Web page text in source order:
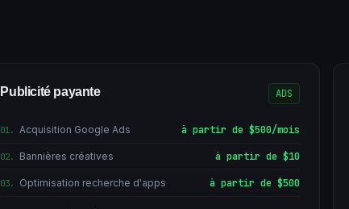
Publicité payante ADS
01. Acquisition Google Ads à partir de $500/mois
02. Bannières créatives à partir de $10
03. Optimisation recherche d'apps à partir de $500